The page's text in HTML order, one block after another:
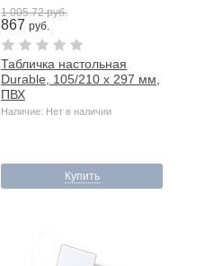
1 005.72 руб.
867руб.
Табличка настольная
Durable, 105/210 x 297 мм,
ПВХ
Наличие: Нет в наличии
Купить